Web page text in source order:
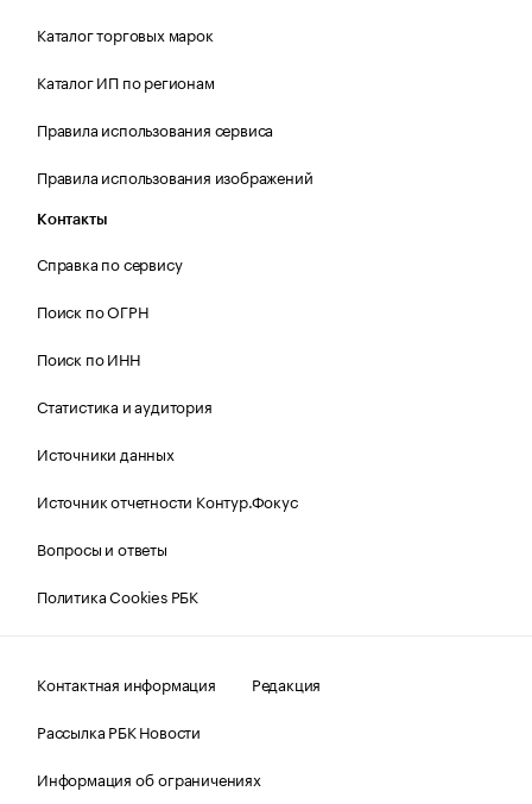
Каталог торговых марок
Каталог ИП по регионам
Правила использования сервиса
Правила использования изображений
Контакты
Справка по сервису
Поиск по ОГРН
Поиск по ИНН
Статистика и аудитория
Источники данных
Источник отчетности Контур.Фокус
Вопросы и ответы
Политика Cookies РБК
Контактная информация
Редакция
Рассылка РБК Новости
Информация об ограничениях